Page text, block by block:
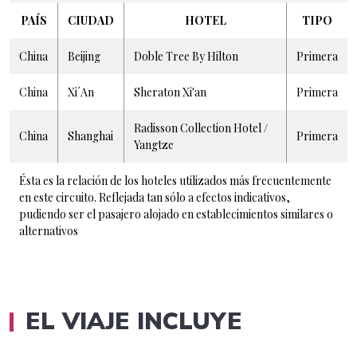
PAÍS CIUDAD HOTEL TIPO
China Beijing Doble Tree By Hilton Primera
China Xi´An Sheraton Xi'an Primera
China Shanghai
Radisson Collection Hotel /
Yangtze
Primera
Ésta es la relación de los hoteles utilizados más frecuentemente
en este circuito. Reflejada tan sólo a efectos indicativos,
pudiendo ser el pasajero alojado en establecimientos similares o
alternativos
EL VIAJE INCLUYE